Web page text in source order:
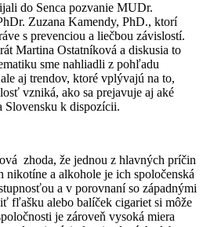
do Senca pozvanie MUDr.
Zuzana Kamendy, PhD., ktorí
s prevenciou a liečbou závislostí.
Martina Ostatníková a diskusia to
sme nahliadli z pohľadu
aj trendov, ktoré vplývajú na to,
vzniká, ako sa prejavuje aj aké
Slovensku k dispozícii.
zhoda, že jednou z hlavných príčin
nikotíne a alkohole je ich spoločenská
a v porovnaní so západnými
fľašku alebo balíček cigariet si môže
je zároveň vysoká miera